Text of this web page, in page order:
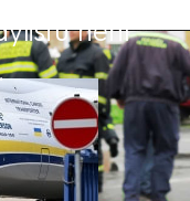
není